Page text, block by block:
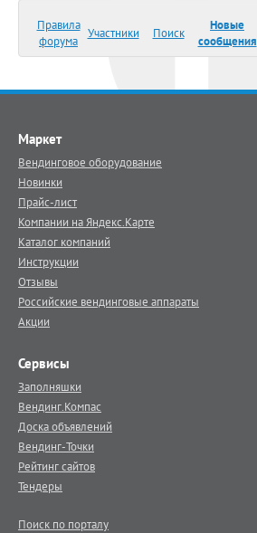
Правила
форума
Участники Поиск
Новые
сообщения
Маркет
Вендинговое оборудование
Новинки
Прайс-лист
Компании на Яндекс.Карте
Каталог компаний
Инструкции
Отзывы
Российские вендинговые аппараты
Акции
Сервисы
Заполняшки
Вендинг.Компас
Доска объявлений
Вендинг-Точки
Рейтинг сайтов
Тендеры
Поиск по порталу